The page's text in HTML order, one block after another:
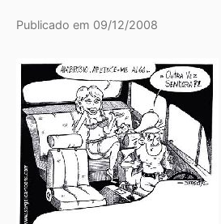
Publicado em 09/12/2008